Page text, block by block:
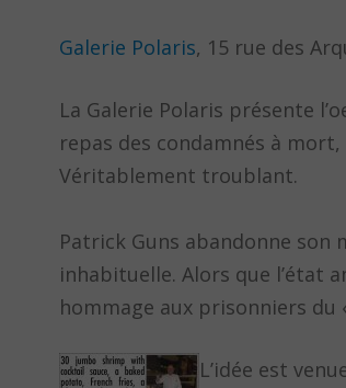
Galerie Polaris, 15 rue des
La Galerie Polaris présente
repas des condamnés à
Véritablement troublant.
Patrick Guns abandonne
inhabituelle. Alors que l’état
hommage aux prisonniers du
L’idée est